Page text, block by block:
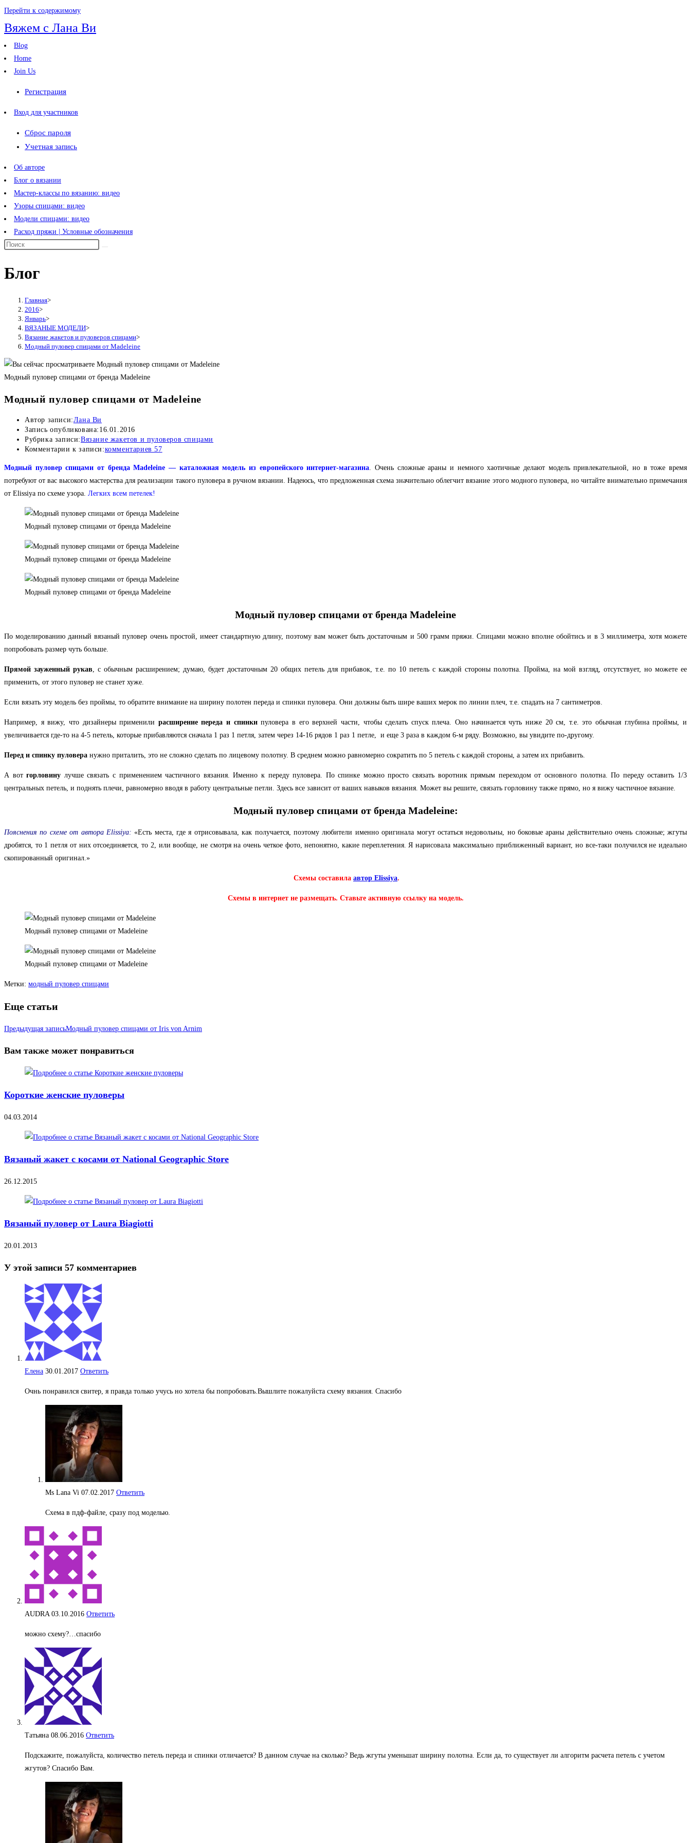
Перейти к содержимому
Вяжем с Лана Ви
Blog
Home
Join Us
Регистрация
Вход для участников
Сброс пароля
Учетная запись
Об авторе
Блог о вязании
Мастер-классы по вязанию: видео
Узоры спицами: видео
Модели спицами: видео
Расход пряжи | Условные обозначения
Блог
Главная>
2016>
Январь>
ВЯЗАНЫЕ МОДЕЛИ>
Вязание жакетов и пуловеров спицами>
Модный пуловер спицами от Madeleine
Модный пуловер спицами от бренда Madeleine
Модный пуловер спицами от Madeleine
Автор записи:Лана Ви
Запись опубликована: 16.01.2016
Рубрика записи:Вязание жакетов и пуловеров спицами
Комментарии к записи:комментариев 57
Модный пуловер спицами от бренда Madeleine — каталожная модель из европейского интернет-магазина. Очень сложные араны и немного хаотичные делают модель привлекательной, но в тоже время
потребуют от вас высокого мастерства для реализации такого пуловера в ручном вязании. Надеюсь, что предложенная схема значительно облегчит вязание этого модного пуловера, но читайте внимательно примечания
от Elissiya по схеме узора. Легких всем петелек!
Модный пуловер спицами от бренда Madeleine
Модный пуловер спицами от бренда Madeleine
Модный пуловер спицами от бренда Madeleine
Модный пуловер спицами от бренда Madeleine
По моделированию данный вязаный пуловер очень простой, имеет стандартную длину, поэтому вам может быть достаточным и 500 грамм пряжи. Спицами можно вполне обойтись и в 3 миллиметра, хотя можете
попробовать размер чуть больше.
Прямой зауженный рукав, с обычным расширением; думаю, будет достаточным 20 общих петель для прибавок, т.е. по 10 петель с каждой стороны полотна. Пройма, на мой взгляд, отсутствует, но можете ее
применить, от этого пуловер не станет хуже.
Если вязать эту модель без проймы, то обратите внимание на ширину полотен переда и спинки пуловера. Они должны быть шире ваших мерок по линии плеч, т.е. спадать на 7 сантиметров.
Например, я вижу, что дизайнеры применили расширение переда и спинкипуловера в его верхней части, чтобы сделать спуск плеча. Оно начинается чуть ниже 20 см, т.е. это обычная глубина проймы, и
увеличивается где-то на 4-5 петель, которые прибавляются сначала 1 раз 1 петля, затем через 14-16 рядов 1 раз 1 петле, и еще 3 раза в каждом 6-м ряду. Возможно, вы увидите по-другому.
Перед и спинку пуловера нужно приталить, это не сложно сделать по лицевому полотну. В среднем можно равномерно сократить по 5 петель с каждой стороны, а затем их прибавить.
А вотгорловину лучше связать с применением частичного вязания. Именно к переду пуловера. По спинке можно просто связать воротник прямым переходом от основного полотна. По переду оставить 1/3
центральных петель, и поднять плечи, равномерно вводя в работу центральные петли. Здесь все зависит от ваших навыков вязания. Может вы решите, связать горловину также прямо, но я вижу частичное вязание.
Модный пуловер спицами от бренда Madeleine:
Пояснения по схеме от автора Elissiya: «Есть места, где я отрисовывала, как получается, поэтому любители именно оригинала могут остаться недовольны, но боковые араны действительно очень сложные; жгуты
дробятся, то 1 петля от них отсоединяется, то 2, или вообще, не смотря на очень четкое фото, непонятно, какие переплетения. Я нарисовала максимально приближенный вариант, но все-таки получился не идеально
скопированный оригинал.»
Схемы составила автор Elissiya.
Схемы в интернет не размещать. Ставьте активную ссылку на модель.
Модный пуловер спицами от Madeleine
Модный пуловер спицами от Madeleine
Метки: модный пуловер спицами
Еще статьи
Предыдущая записьМодный пуловер спицами от Iris von Arnim
Вам также может понравиться
Короткие женские пуловеры
04.03.2014
Вязаный жакет с косами от National Geographic Store
26.12.2015
Вязаный пуловер от Laura Biagiotti
20.01.2013
У этой записи 57 комментариев
Елена 30.01.2017 Ответить
Очнь понравился свитер, я правда только учусь но хотела бы попробовать.Вышлите пожалуйста схему вязания. Спасибо
Ms Lana Vi 07.02.2017 Ответить
Схема в пдф-файле, сразу под моделью.
AUDRA 03.10.2016 Ответить
можно схему?…спасибо
Татьяна 08.06.2016 Ответить
Подскажите, пожалуйста, количество петель переда и спинки отличается? В данном случае на сколько? Ведь жгуты уменьшат ширину полотна. Если да, то существует ли алгоритм расчета петель с учетом
жгутов? Спасибо Вам.